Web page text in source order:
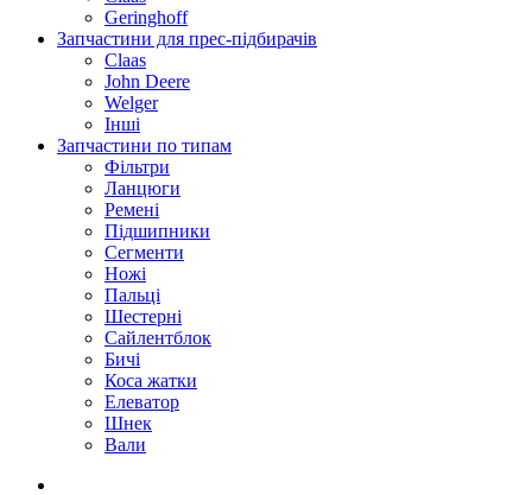
Geringhoff
Запчастини для прес-підбирачів
Claas
John Deere
Welger
Інші
Запчастини по типам
Фільтри
Ланцюги
Ремені
Підшипники
Сегменти
Ножі
Пальці
Шестерні
Сайлентблок
Бичі
Коса жатки
Елеватор
Шнек
Вали